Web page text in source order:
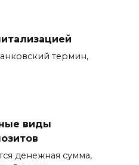
термин,
виды
денежная сумма,